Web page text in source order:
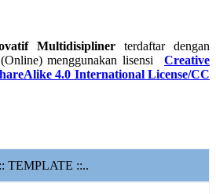
Multidisipliner terdaftar dengan
menggunakan lisensi Creative
4.0 International License/CC
TEMPLATE ::..